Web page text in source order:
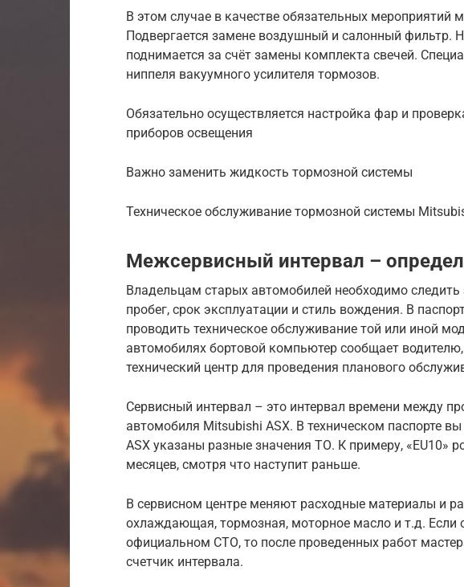
В этом случае в качестве обязательных
Подвергается замене воздушный и салонный фильтр.
поднимается за счёт замены комплекта свечей.
ниппеля вакуумного усилителя тормозов.
Обязательно осуществляется настройка фар и
приборов освещения
Важно заменить жидкость тормозной системы
Техническое обслуживание тормозной системы
Межсервисный интервал –
Владельцам старых автомобилей необходимо
пробег, срок эксплуатации и стиль вождения. В
проводить техническое обслуживание той или иной
автомобилях бортовой компьютер сообщает
технический центр для проведения планового
Сервисный интервал – это интервал времени между
автомобиля Mitsubishi ASX. В техническом паспорте
ASX указаны разные значения ТО. К примеру, «EU10»
месяцев, смотря что наступит раньше.
В сервисном центре меняют расходные материалы и
охлаждающая, тормозная, моторное масло и т.д. Если
официальном СТО, то после проведенных работ
счетчик интервала.